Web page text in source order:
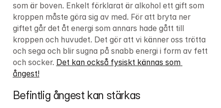
som är boven. Enkelt förklarat är alkohol ett gift som
kroppen måste göra sig av med. För att bryta ner
giftet går det åt energi som annars hade gått till
kroppen och huvudet. Det gör att vi känner oss trötta
och sega och blir sugna på snabb energi i form av fett
och socker. Det kan också fysiskt kännas som
ångest!
Befintlig ångest kan stärkas